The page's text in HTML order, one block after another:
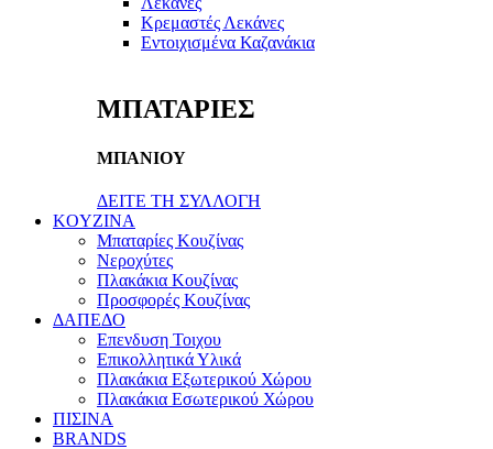
Κρεμαστές Λεκάνες
Εντοιχισμένα Καζανάκια
ΜΠΑΤΑΡΙΕΣ
ΜΠΑΝΙΟΥ
ΔΕΙΤΕ ΤΗ ΣΥΛΛΟΓΗ
KOYZINA
Μπαταρίες Κουζίνας
Νεροχύτες
Πλακάκια Κουζίνας
Προσφορές Κουζίνας
ΔΑΠΕΔΟ
Επενδυση Τοιχου
Επικολλητικά Υλικά
Πλακάκια Εξωτερικού Χώρου
Πλακάκια Εσωτερικού Χώρου
ΠΙΣΙΝΑ
BRANDS